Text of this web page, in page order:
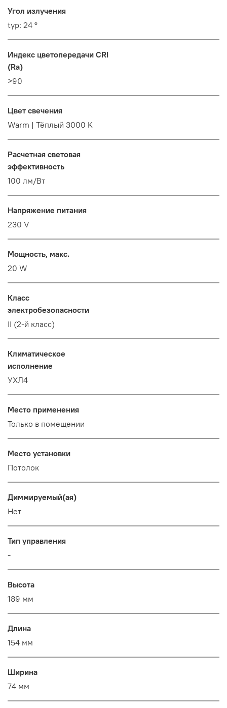
Угол излучения
typ: 24 °
Индекс цветопередачи CRI
(Ra)
>90
Цвет свечения
Warm | Тёплый 3000 K
Расчетная световая
эффективность
100 лм/Вт
Напряжение питания
230 V
Мощность, макс.
20 W
Класс
электробезопасности
II (2-й класс)
Климатическое
исполнение
УХЛ4
Место применения
Только в помещении
Место установки
Потолок
Диммируемый(ая)
Нет
Тип управления
-
Высота
189 мм
Длина
154 мм
Ширина
74 мм